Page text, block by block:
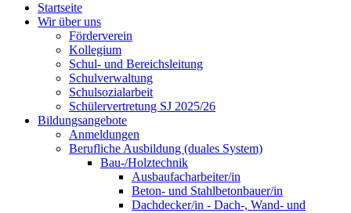
Startseite
Wir über uns
Förderverein
Kollegium
Schul- und Bereichsleitung
Schulverwaltung
Schulsozialarbeit
Schülervertretung SJ 2025/26
Bildungsangebote
Anmeldungen
Berufliche Ausbildung (duales System)
Bau-/Holztechnik
Ausbaufacharbeiter/in
Beton- und Stahlbetonbauer/in
Dachdecker/in - Dach-, Wand- und